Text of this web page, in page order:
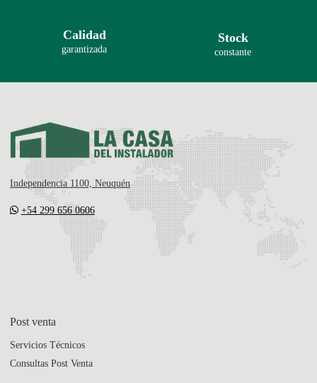
Calidad
garantizada
Stock
constante
Independencia 1100, Neuquén
+54 299 656 0606
Post venta
Servicios Técnicos
Consultas Post Venta